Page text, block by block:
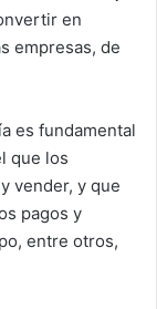
en
empresas, de
es fundamental
que los
vender, y que
pagos y
entre otros,